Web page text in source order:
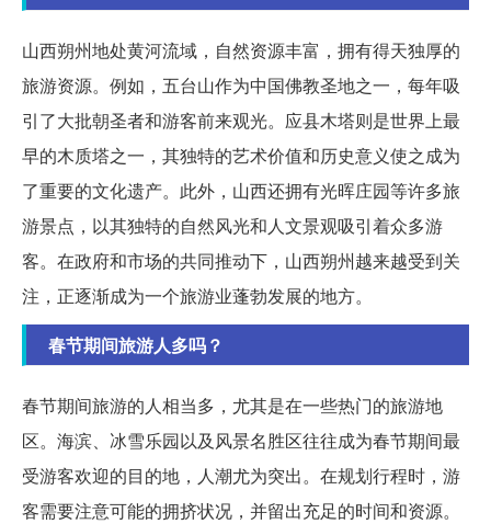
山西朔州地处黄河流域，自然资源丰富，拥有得天独厚的
旅游资源。例如，五台山作为中国佛教圣地之一，每年吸
引了大批朝圣者和游客前来观光。应县木塔则是世界上最
早的木质塔之一，其独特的艺术价值和历史意义使之成为
了重要的文化遗产。此外，山西还拥有光晖庄园等许多旅
游景点，以其独特的自然风光和人文景观吸引着众多游
客。在政府和市场的共同推动下，山西朔州越来越受到关
注，正逐渐成为一个旅游业蓬勃发展的地方。
春节期间旅游人多吗？
春节期间旅游的人相当多，尤其是在一些热门的旅游地
区。海滨、冰雪乐园以及风景名胜区往往成为春节期间最
受游客欢迎的目的地，人潮尤为突出。在规划行程时，游
客需要注意可能的拥挤状况，并留出充足的时间和资源。